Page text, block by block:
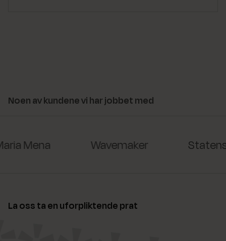
Noen av kundene vi har jobbet med
Mena Wavemaker Statens
La oss ta en uforpliktende prat